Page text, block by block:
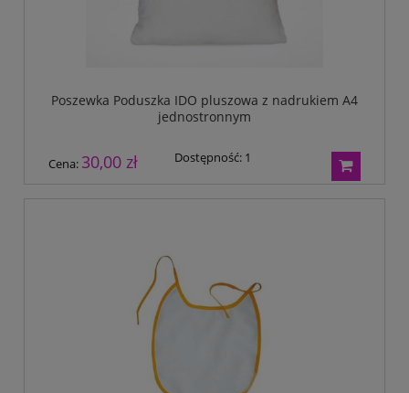
Poszewka Poduszka IDO pluszowa z nadrukiem A4
jednostronnym
Cena: 30,00 zł Dostępność: 1